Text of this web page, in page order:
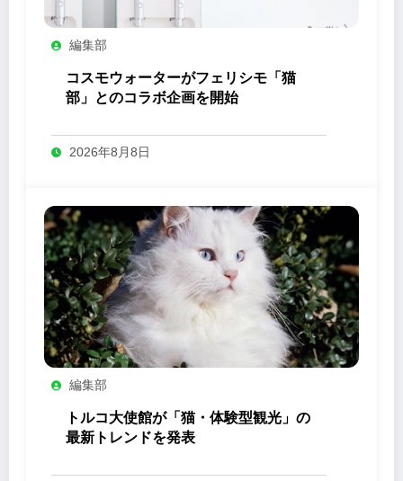
編集部
コスモウォーターがフェリシモ「猫
部」とのコラボ企画を開始
2026年8月8日
編集部
トルコ大使館が「猫・体験型観光」の
最新トレンドを発表